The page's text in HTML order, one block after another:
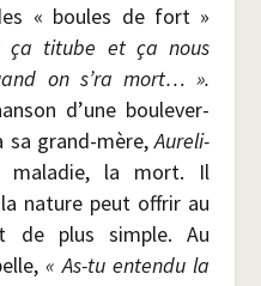
« boules de fort »
ça titube et ça nous
on s’ra mort… ».
d’une bou­le­ver­
sa grand-mère,Aure­li­
la mort. Il
nature peut offrir au
de plus simple. Au
« As-tu enten­du la